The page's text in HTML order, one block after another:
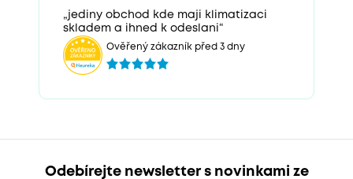
„jediny obchod kde maji klimatizaci
skladem a ihned k odeslani“
Ověřený zákazník před 3 dny
Odebírejte newsletter s novinkami ze